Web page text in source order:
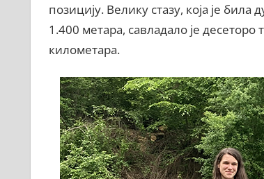
позицију. Велику стазу, која је
1.400 метара, савладало је
километара.